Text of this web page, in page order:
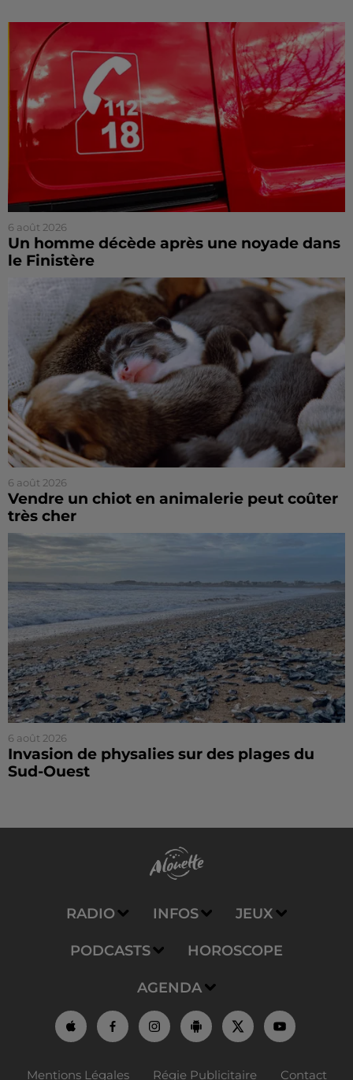
6 août 2026
Un homme décède après une noyade dans
le Finistère
6 août 2026
Vendre un chiot en animalerie peut coûter
très cher
6 août 2026
Invasion de physalies sur des plages du
Sud-Ouest
RADIO INFOS JEUX
PODCASTS HOROSCOPE
AGENDA
Mentions Légales Régie Publicitaire Contact